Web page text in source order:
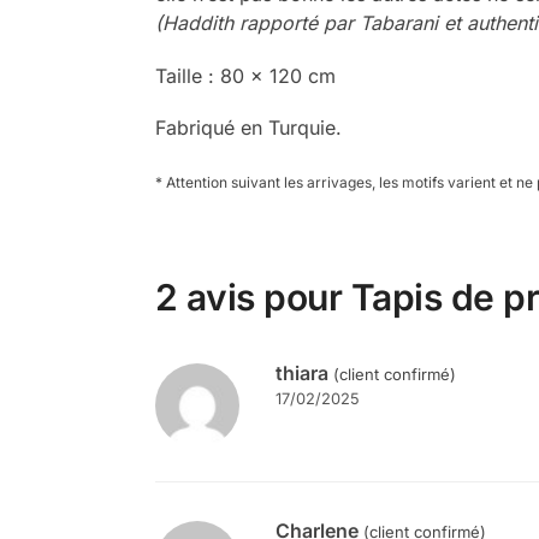
(Haddith rapporté par Tabarani et
Taille : 80 x 120 cm
Fabriqué en Turquie.
* Attention suivant les arrivages, les motifs varient et ne
2 avis pour Tapis de
thiara (client confirmé)
17/02/2025
Charlene (client confirmé)